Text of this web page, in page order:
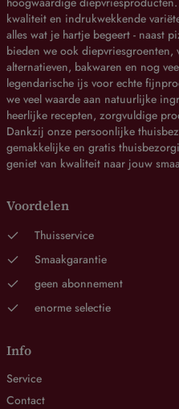
kwaliteit en indrukwekkende
alles wat je hartje begeert - naast
bieden we ook diepvriesgroenten,
alternatieven, bakwaren en nog
legendarische ijs voor echte
we veel waarde aan natuurlijke
heerlijke recepten, zorgvuldige
Dankzij onze persoonlijke
gemakkelijke en gratis
geniet van kwaliteit naar jouw
Voordelen
Thuisservice
Smaakgarantie
geen abonnement
enorme selectie
Info
Service
Contact